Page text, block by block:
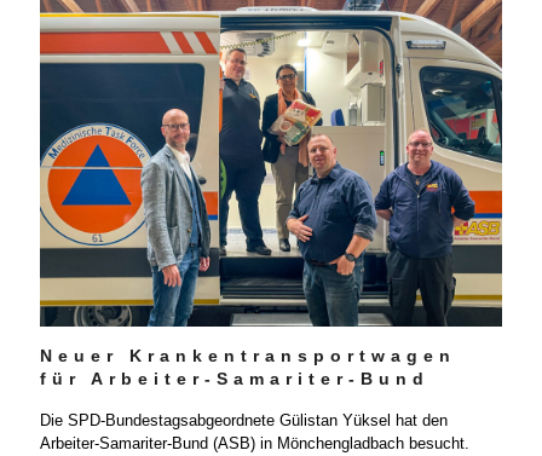
Neuer Krankentransportwagen
für Arbeiter-Samariter-Bund
Die SPD-Bundestagsabgeordnete Gülistan Yüksel hat den
Arbeiter-Samariter-Bund (ASB) in Mönchengladbach besucht.